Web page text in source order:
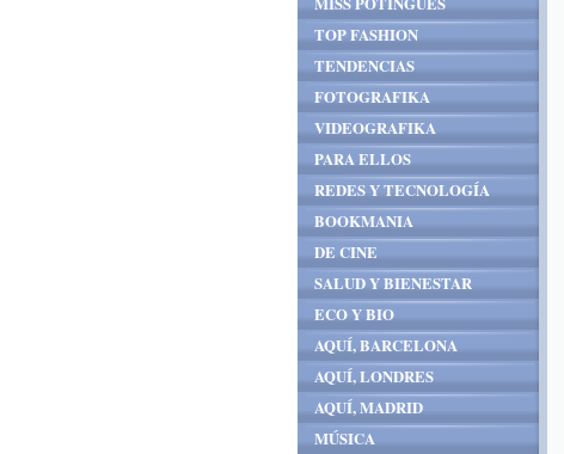
TOP FASHION
TENDENCIAS
FOTOGRAFIKA
VIDEOGRAFIKA
PARA ELLOS
REDES Y TECNOLOGÍA
BOOKMANIA
DE CINE
SALUD Y BIENESTAR
ECO Y BIO
AQUÍ, BARCELONA
AQUÍ, LONDRES
AQUÍ, MADRID
MÚSICA